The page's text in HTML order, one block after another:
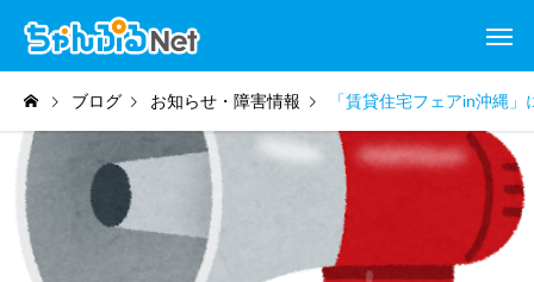
ブログ お知らせ・障害情報 「賃貸住宅フェアin沖縄